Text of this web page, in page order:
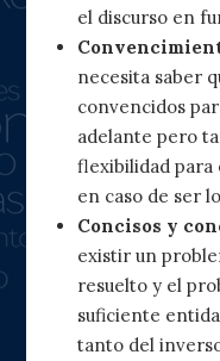
el discurso en
necesita saber
convencidos
adelante pero
flexibilidad para
en caso de ser
Concisos y
existir un
resuelto y el
suficiente
tanto del